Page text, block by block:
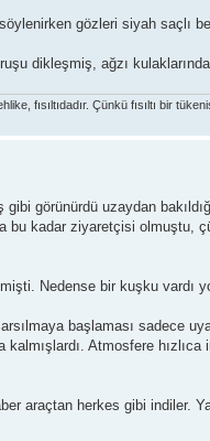
gözleri siyah saçlı
dikleşmiş, ağzı
fısıltıdadır. Çünkü fısıltı bir
görünürdü uzaydan
bu kadar ziyaretçisi olmuştu,
Nedense bir kuşku vardı
başlaması sadece
Atmosfere
araçtan herkes gibi indiler.